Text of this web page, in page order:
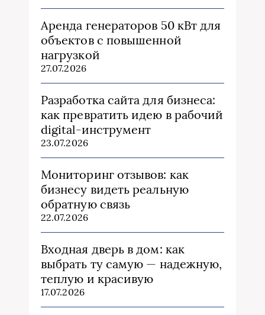
Аренда генераторов 50 кВт для
объектов с повышенной
нагрузкой
27.07.2026
Разработка сайта для бизнеса:
как превратить идею в рабочий
digital-инструмент
23.07.2026
Мониторинг отзывов: как
бизнесу видеть реальную
обратную связь
22.07.2026
Входная дверь в дом: как
выбрать ту самую — надежную,
теплую и красивую
17.07.2026